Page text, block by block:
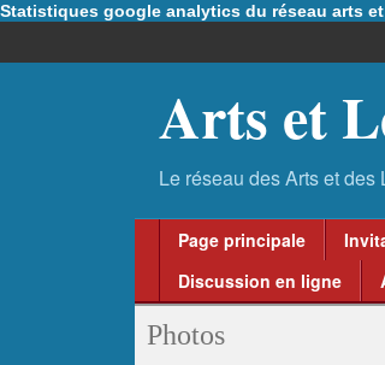
Statistiques google analytics du réseau arts
Arts et
Page principale
Discussion en ligne
Photos